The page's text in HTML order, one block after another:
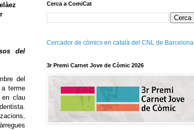
del
del
terme
clau
Cerca a ComiCat
Cercador de còmics en català del CNL de Barcelona
3r Premi Carnet Jove de Còmic 2026